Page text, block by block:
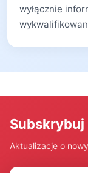
wyłącznie
Aktualizacje o